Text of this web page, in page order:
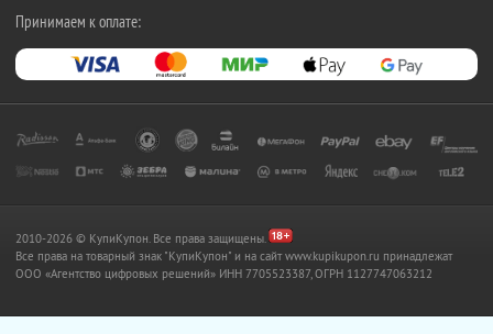
Принимаем к оплате:
2010-2026 © КупиКупон. Все права защищены.
Все права на товарный знак "КупиКупон" и на сайт www.kupikupon.ru принадлежат
OOO «Агентство цифровых решений» ИНН 7705523387, ОГРН 1127747063212